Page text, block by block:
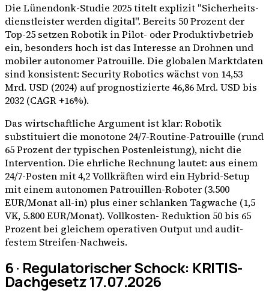
Die Lünendonk-Studie 2025 titelt explizit "Sicherheits­
dienst­leister werden digital". Bereits 50 Prozent der
Top-25 setzen Robotik in Pilot- oder Produktivbetrieb
ein, besonders hoch ist das Interesse an Drohnen und
mobiler autonomer Patrouille. Die globalen Marktdaten
sind konsistent: Security Robotics wächst von 14,53
Mrd. USD (2024) auf prognostizierte 46,86 Mrd. USD bis
2032 (CAGR +16%).
Das wirtschaftliche Argument ist klar: Robotik
substituiert die monotone 24/7-Routine-Patrouille (rund
65 Prozent der typischen Postenleistung), nicht die
Intervention. Die ehrliche Rechnung lautet: aus einem
24/7-Posten mit 4,2 Vollkräften wird ein Hybrid-Setup
mit einem autonomen Patrouillen-Roboter (3.500
EUR/Monat all-in) plus einer schlanken Tagwache (1,5
VK, 5.800 EUR/Monat). Vollkosten- Reduktion 50 bis 65
Prozent bei gleichem operativen Output und audit-
festem Streifen-Nachweis.
6 · Regulatorischer Schock: KRITIS-
Dachgesetz 17.07.2026